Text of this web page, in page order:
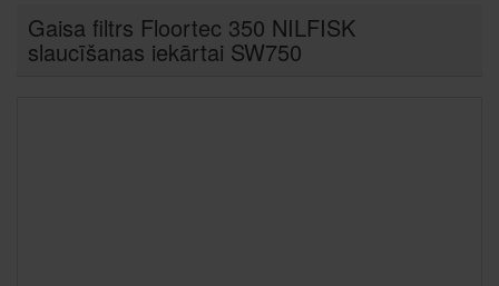
Gaisa filtrs Floortec 350 NILFISK
slaucīšanas iekārtai SW750